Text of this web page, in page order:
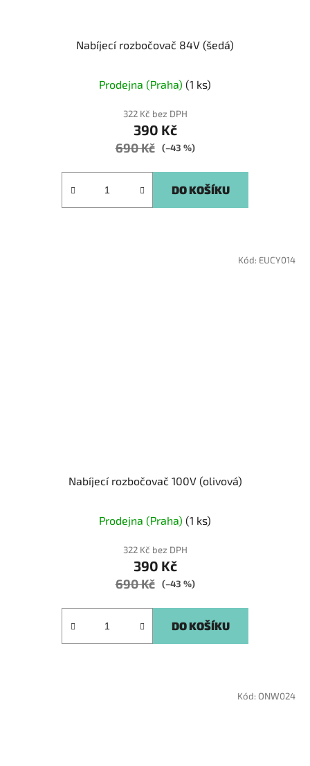
Nabíjecí rozbočovač 84V (šedá)
Prodejna (Praha) (1 ks)
322 Kč bez DPH
390 Kč
690 Kč (–43 %)
DO KOŠÍKU
Nabíjecí rozbočovač 100V (olivová)
Prodejna (Praha) (1 ks)
322 Kč bez DPH
390 Kč
690 Kč (–43 %)
DO KOŠÍKU
Kód: EUCY014
Kód: ONW024